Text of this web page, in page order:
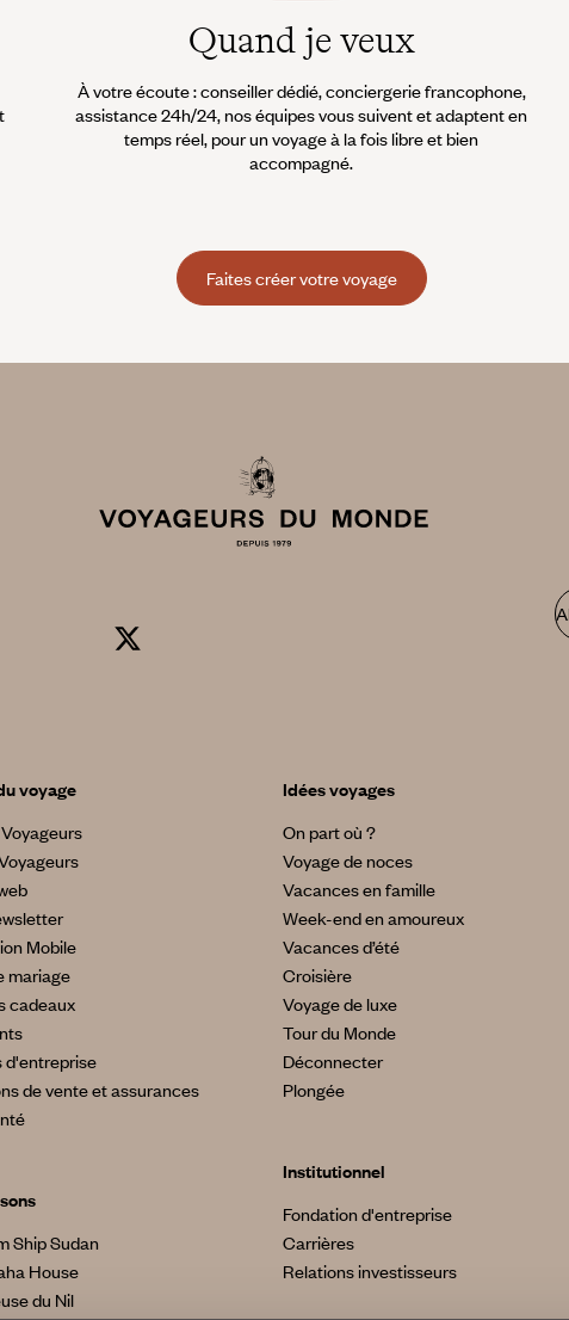
Quand je veux
À votre écoute : conseiller dédié, conciergerie francophone,
assistance 24h/24, nos équipes vous suivent et adaptent en
temps réel, pour un voyage à la fois libre et bien
accompagné.
Faites créer votre voyage
voyage
Mobile
mariage
cadeaux
d'entreprise
de vente et assurances
Ship Sudan
House
du Nil
Idées voyages
On part où ?
Voyage de noces
Vacances en famille
Week-end en amoureux
Vacances d’été
Croisière
Voyage de luxe
Tour du Monde
Déconnecter
Plongée
Institutionnel
Fondation d'entreprise
Carrières
Relations investisseurs